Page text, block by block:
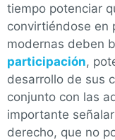
tiempo potenciar
convirtiéndose en
modernas deben
participación,
desarrollo de sus
conjunto con las
importante
derecho, que no